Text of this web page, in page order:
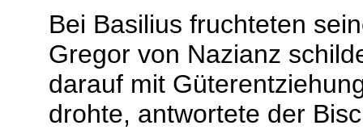
Bei Basilius fruchteten
Gregor von Nazianz
darauf mit
drohte, antwortete der